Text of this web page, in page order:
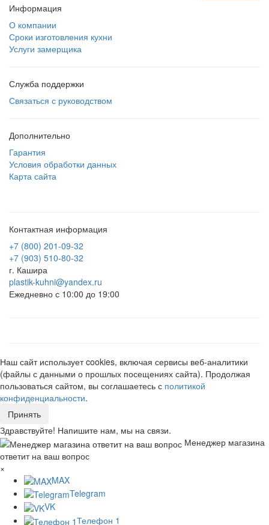
Информация
О компании
Сроки изготовления кухни
Услуги замерщика
Служба поддержки
Связаться с руководством
Дополнительно
Гарантия
Условия обработки данных
Карта сайта
Контактная информация
+7 (800) 201-09-32
+7 (903) 510-80-32
г. Кашира
plastik-kuhni@yandex.ru
Ежедневно с 10:00 до 19:00
Наш сайт использует cookies, включая сервисы веб-аналитики
(файлы с данными о прошлых посещениях сайта). Продолжая
пользоваться сайтом, вы соглашаетесь с политикой
конфиденциальности.
Принять
Здравствуйте! Напишите нам, мы на связи.
Менеджер магазина
ответит на ваш вопрос
×
MAX
Telegram
VK
Телефон 1